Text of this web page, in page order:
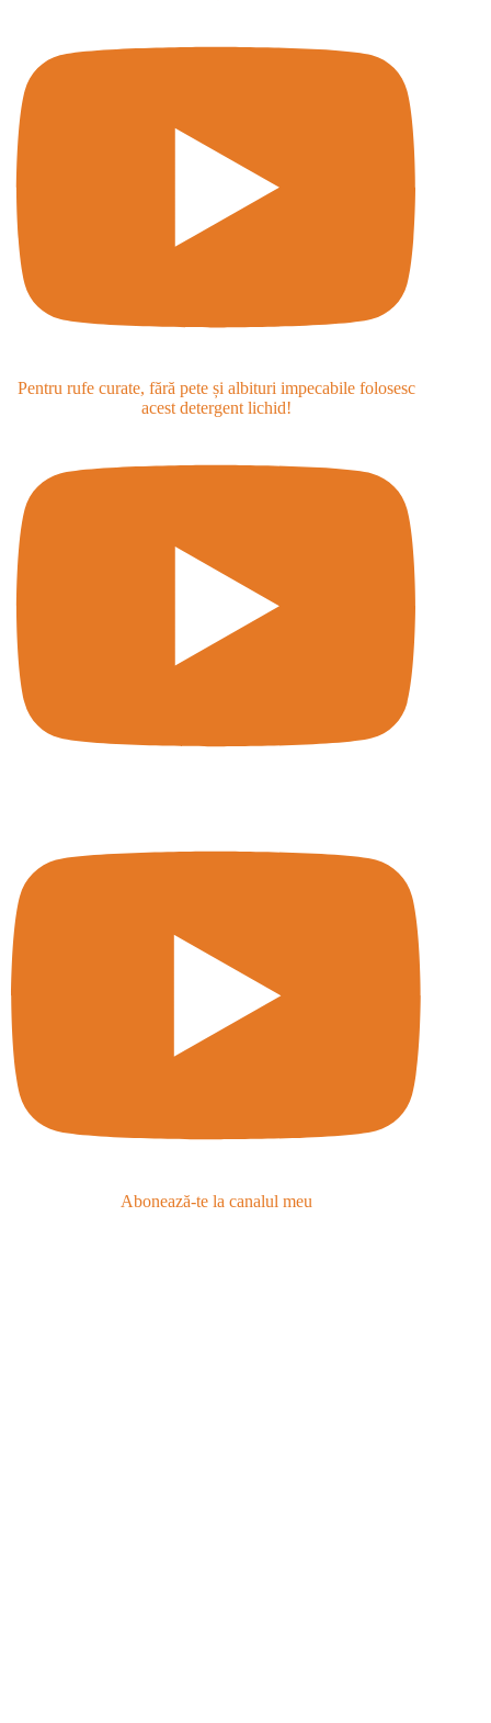
Pentru rufe curate, fără pete și albituri impecabile folosesc
acest detergent lichid!
Abonează-te la canalul meu